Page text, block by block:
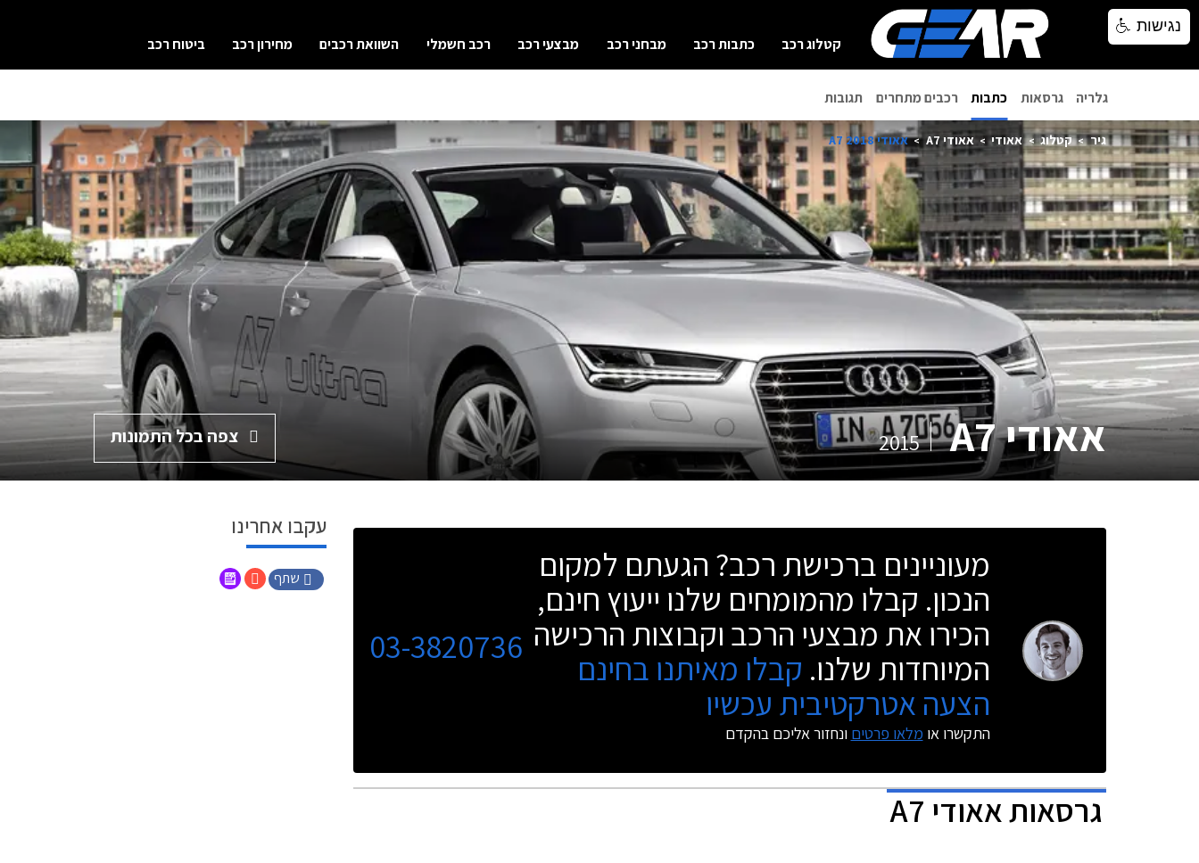
קטלוג רכב כתבות רכב מבחני רכב מבצעי רכב רכב חשמלי השוואת רכבים מחירון רכב ביטוח רכב
גלריה גרסאות כתבות רכבים מתחרים תגובות
גיר קטלוג אאודי אאודי A7 אאודי A7 2018
אאודי A7 2015 צפה בכל התמונות
מעוניינים ברכישת רכב? הגעתם למקום
הנכון. קבלו מהמומחים שלנו ייעוץ חינם,
הכירו את מבצעי הרכב וקבוצות הרכישה
המיוחדות שלנו. קבלו מאיתנו בחינם
הצעה אטרקטיבית עכשיו
התקשרו או מלאו פרטים ונחזור אליכם בהקדם
03-3820736
גרסאותאאודי A7
עקבו אחרינו
שתף
נגישות
נגישות